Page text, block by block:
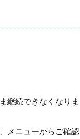
継続できなくなりま
メニューからご確認